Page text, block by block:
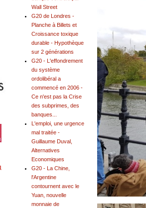
Wall Street
G20 de Londres -
Planche à Billets et
Croissance toxique
durable - Hypothèque
sur 2 générations
G20 - L'effondrement
du système
ordolibéral a
commencé en 2006 -
Ce n'est pas la Crise
des subprimes, des
banques...
L'emploi, une urgence
mal traitée -
Guillaume Duval,
Alternatives
Economiques
G20 - La Chine,
l'Argentine
contournent avec le
Yuan, nouvelle
monnaie de